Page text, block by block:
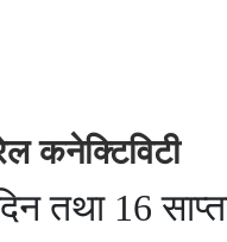
कनेक्टिविटी
तथा 16